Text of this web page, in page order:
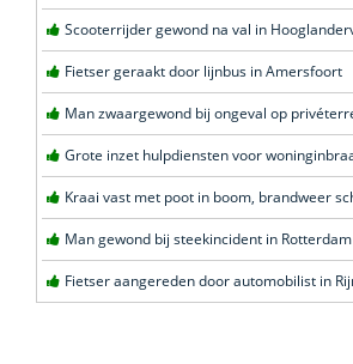
Fietser geraakt door lijnbus in Amersfoort
Man gewond bij steekincident in Rotterdam